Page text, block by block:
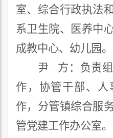
室、 综合行政执法和
系卫生院、医养中
成教中心、幼儿园。
尹
方 ： 负责组
作，协管干部、人
作，分管镇综合服
管党建工作办公室。